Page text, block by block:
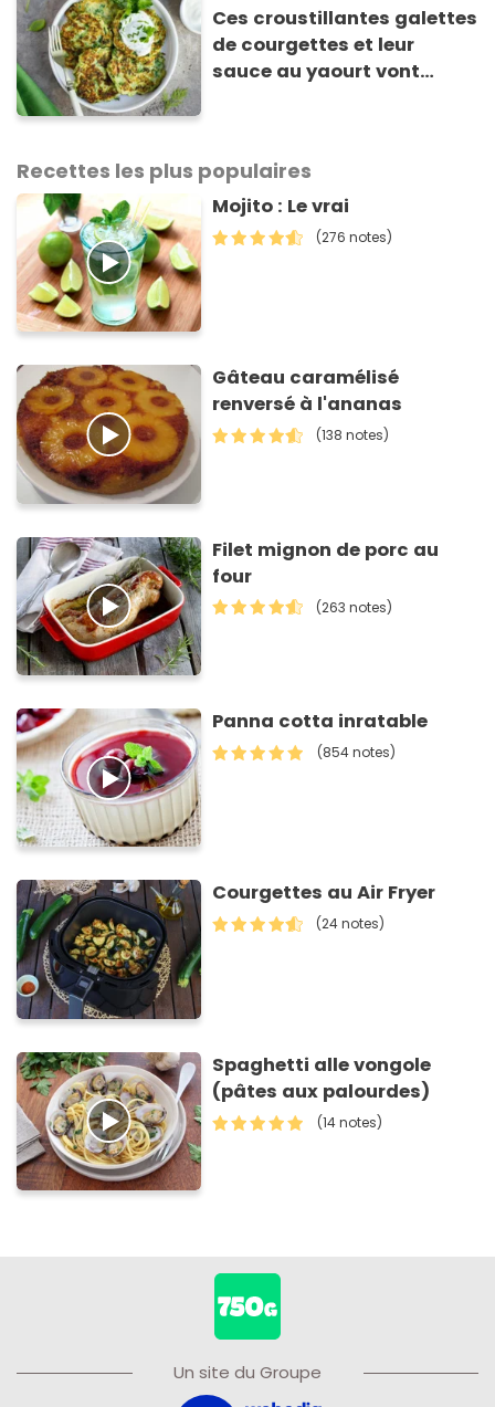
Ces croustillantes galettes
de courgettes et leur
sauce au yaourt vont
Recettes les plus populaires
Mojito : Le vrai
(276 notes)
Gâteau caramélisé
renversé à l'ananas
(138 notes)
Filet mignon de porc au
four
(263 notes)
Panna cotta inratable
(854 notes)
Courgettes au Air Fryer
(24 notes)
Spaghetti alle vongole
(pâtes aux palourdes)
(14 notes)
Un site du Groupe